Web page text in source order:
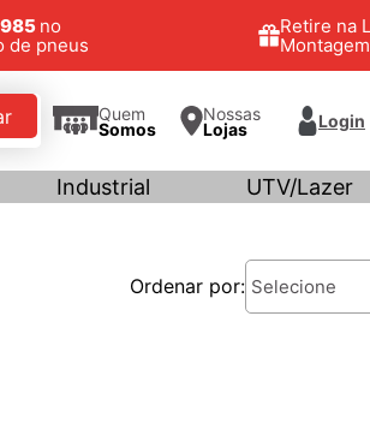
no
de pneus
Retire na
Quem
Somos
Nossas
Lojas Login
Industrial UTV/Lazer
Ordenar por: